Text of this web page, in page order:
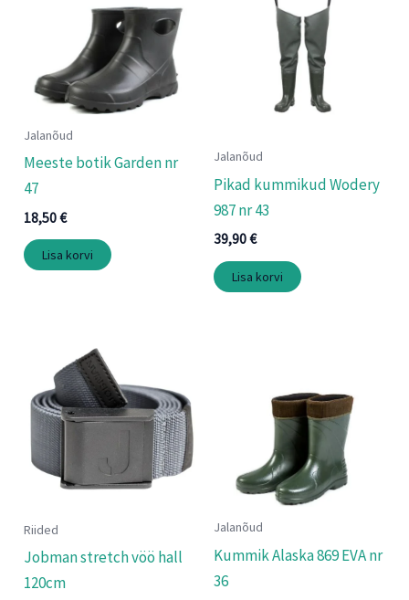
Jalanõud
Meeste botik Garden nr
47
18,50€
Lisa korvi
Jalanõud
Pikad kummikud Wodery
987 nr 43
39,90€
Lisa korvi
Riided
Jobman stretch vöö hall
120cm
Jalanõud
Kummik Alaska 869 EVA nr
36